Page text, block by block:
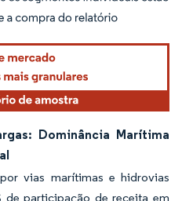
requer atribuição conforme CC BY 4.0.
Dominância Marítima
vias marítimas e hidrovias
de participação de receita em